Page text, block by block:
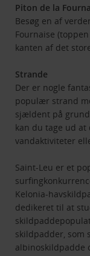
Piton de la
Besøg en af
Fournaise
kanten af det
Strande
Der er nogle
populær strand
sjældent på
kan du tage ud at
vandaktiviteter
Saint-Leu er et
Kelonia-
dedikeret til at
skildpadder, som
albinoskildpadde